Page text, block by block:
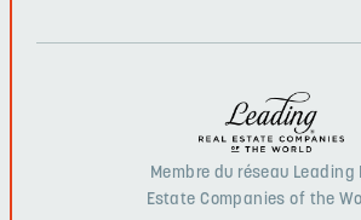
Membre du réseau Leading
Estate Companies of the